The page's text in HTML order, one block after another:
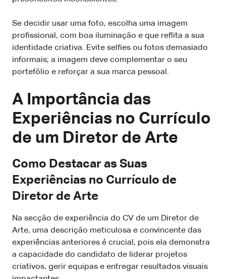
Se decidir usar uma foto, escolha uma imagem
profissional, com boa iluminação e que reflita a sua
identidade criativa. Evite selfies ou fotos demasiado
informais; a imagem deve complementar o seu
portefólio e reforçar a sua marca pessoal.
A Importância das
Experiências no Currículo
de um Diretor de Arte
Como Destacar as Suas
Experiências no Currículo de
Diretor de Arte
Na secção de experiência do CV de um Diretor de
Arte, uma descrição meticulosa e convincente das
experiências anteriores é crucial, pois ela demonstra
a capacidade do candidato de liderar projetos
criativos, gerir equipas e entregar resultados visuais